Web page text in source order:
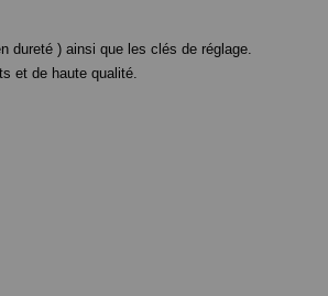
dureté ) ainsi que les clés de réglage.
et de haute qualité.